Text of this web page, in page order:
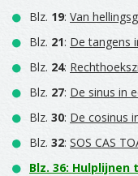
Blz. 19: Van
Blz. 21: De tangens
Blz. 24:
Blz. 27: De sinus in
Blz. 30: De cosinus
Blz. 32: SOS CAS
Blz. 36: Hulplijnen